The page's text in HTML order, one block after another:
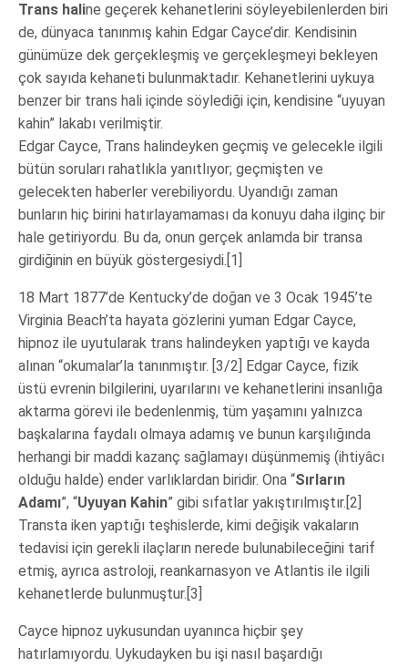
Trans haline geçerek kehanetlerini söyleyebilenlerden biri
de, dünyaca tanınmış kahin Edgar Cayce’dir. Kendisinin
günümüze dek gerçekleşmiş ve gerçekleşmeyi bekleyen
çok sayıda kehaneti bulunmaktadır. Kehanetlerini uykuya
benzer bir trans hali içinde söylediği için, kendisine “uyuyan
kahin” lakabı verilmiştir.
Edgar Cayce, Trans halindeyken geçmiş ve gelecekle ilgili
bütün soruları rahatlıkla yanıtlıyor; geçmişten ve
gelecekten haberler verebiliyordu. Uyandığı zaman
bunların hiç birini hatırlayamaması da konuyu daha ilginç bir
hale getiriyordu. Bu da, onun gerçek anlamda bir transa
girdiğinin en büyük göstergesiydi.[1]
18 Mart 1877’de Kentucky’de doğan ve 3 Ocak 1945’te
Virginia Beach’ta hayata gözlerini yuman Edgar Cayce,
hipnoz ile uyutularak trans halindeyken yaptığı ve kayda
alınan “okumalar’la tanınmıştır. [3/2] Edgar Cayce, fizik
üstü evrenin bilgilerini, uyarılarını ve kehanetlerini insanlığa
aktarma görevi ile bedenlenmiş, tüm yaşamını yalnızca
başkalarına faydalı olmaya adamış ve bunun karşılığında
herhangi bir maddi kazanç sağlamayı düşünmemiş (ihtiyâcı
olduğu halde) ender varlıklardan biridir. Ona “Sırların
Adamı”, “Uyuyan Kahin” gibi sıfatlar yakıştırılmıştır.[2]
Transta iken yaptığı teşhislerde, kimi değişik vakaların
tedavisi için gerekli ilaçların nerede bulunabileceğini tarif
etmiş, ayrıca astroloji, reankarnasyon ve Atlantis ile ilgili
kehanetlerde bulunmuştur.[3]
Cayce hipnoz uykusundan uyanınca hiçbir şey
hatırlamıyordu. Uykudayken bu işi nasıl başardığı